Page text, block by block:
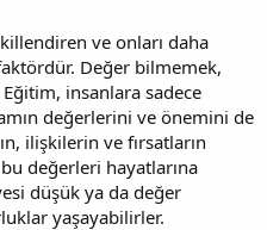
ve onları daha
Değer bilmemek,
insanlara sadece
değerlerini ve önemini de
ilişkilerin ve fırsatların
değerleri hayatlarına
düşük ya da değer
yaşayabilirler.